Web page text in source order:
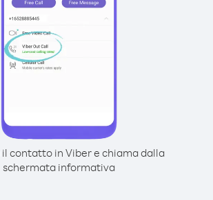
il contatto in Viber e chiama dalla
schermata informativa